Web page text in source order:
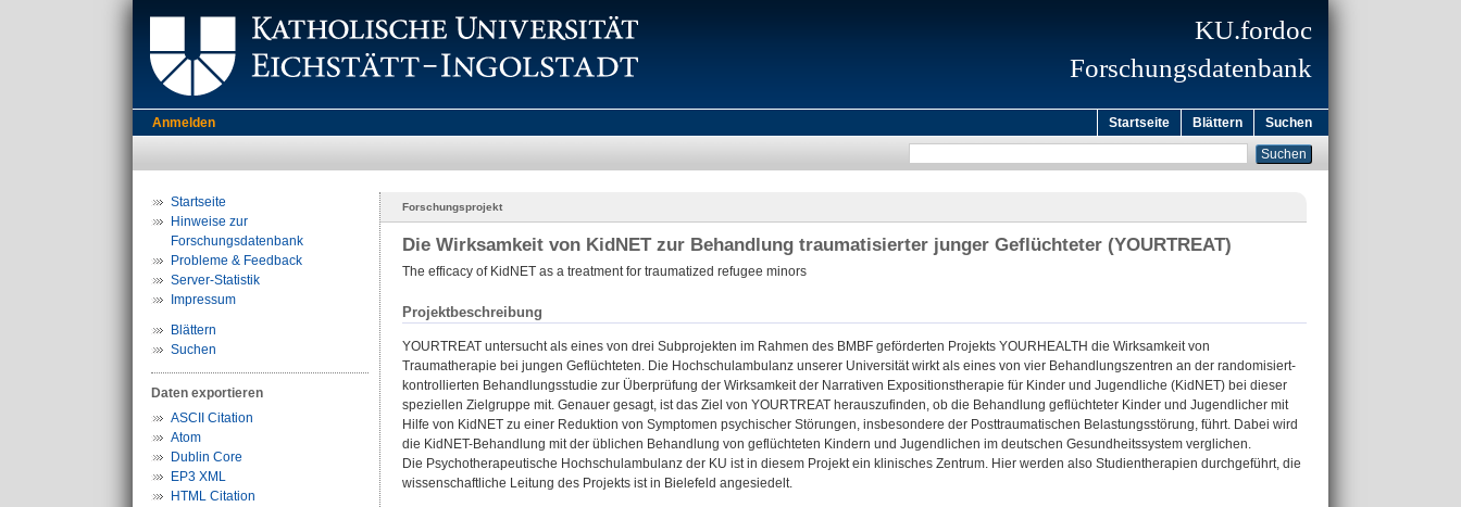
KU.fordoc
Forschungsdatenbank
Anmelden Startseite Blättern Suchen
Startseite
Hinweise zur
Forschungsdatenbank
Probleme & Feedback
Server-Statistik
Impressum
Blättern
Suchen
Daten exportieren
ASCII Citation
Atom
Dublin Core
EP3 XML
HTML Citation
Forschungsprojekt
Die Wirksamkeit von KidNET zur Behandlung traumatisierter junger Geflüchteter (YOURTREAT)
The efficacy of KidNET as a treatment for traumatized refugee minors
Projektbeschreibung
YOURTREAT untersucht als eines von drei Subprojekten im Rahmen des BMBF geförderten Projekts YOURHEALTH die Wirksamkeit von
Traumatherapie bei jungen Geflüchteten. Die Hochschulambulanz unserer Universität wirkt als eines von vier Behandlungszentren an der randomisiert-
kontrollierten Behandlungsstudie zur Überprüfung der Wirksamkeit der Narrativen Expositionstherapie für Kinder und Jugendliche (KidNET) bei dieser
speziellen Zielgruppe mit. Genauer gesagt, ist das Ziel von YOURTREAT herauszufinden, ob die Behandlung geflüchteter Kinder und Jugendlicher mit
Hilfe von KidNET zu einer Reduktion von Symptomen psychischer Störungen, insbesondere der Posttraumatischen Belastungsstörung, führt. Dabei wird
die KidNET-Behandlung mit der üblichen Behandlung von geflüchteten Kindern und Jugendlichen im deutschen Gesundheitssystem verglichen.
Die Psychotherapeutische Hochschulambulanz der KU ist in diesem Projekt ein klinisches Zentrum. Hier werden also Studientherapien durchgeführt, die
wissenschaftliche Leitung des Projekts ist in Bielefeld angesiedelt.